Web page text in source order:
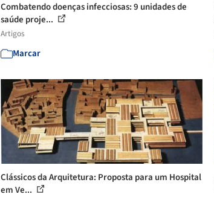
Combatendo doenças infecciosas: 9 unidades de
saúde proje...
Artigos
Marcar
Clássicos da Arquitetura: Proposta para um Hospital
em Ve...